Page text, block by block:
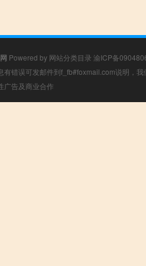
Powered by 网站分类目录 渝ICP备
有错误可发邮件到f_fb#foxmail.com说明，
广告及商业合作